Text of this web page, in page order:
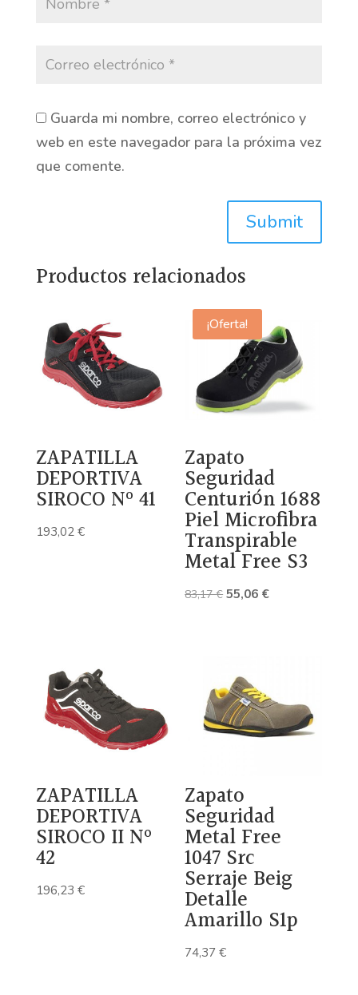
Guarda mi nombre, correo electrónico y
web en este navegador para la próxima vez
que comente.
Submit
Productos relacionados
ZAPATILLA
DEPORTIVA
SIROCO Nº 41
193,02€
¡Oferta!
Zapato
Seguridad
Centurión 1688
Piel Microfibra
Transpirable
Metal Free S3
83,17€ El
83,17 €.
55,06 €El
ZAPATILLA
DEPORTIVA
SIROCO II Nº
42
196,23 €
Zapato
Seguridad
Metal Free
1047 Src
Serraje Beig
Detalle
Amarillo S1p
74,37€